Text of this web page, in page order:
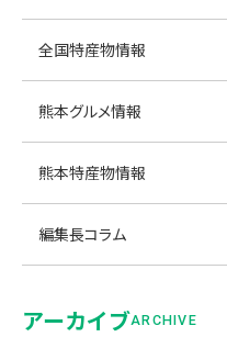
全国特産物情報
熊本グルメ情報
熊本特産物情報
編集長コラム
アーカイブARCHIVE